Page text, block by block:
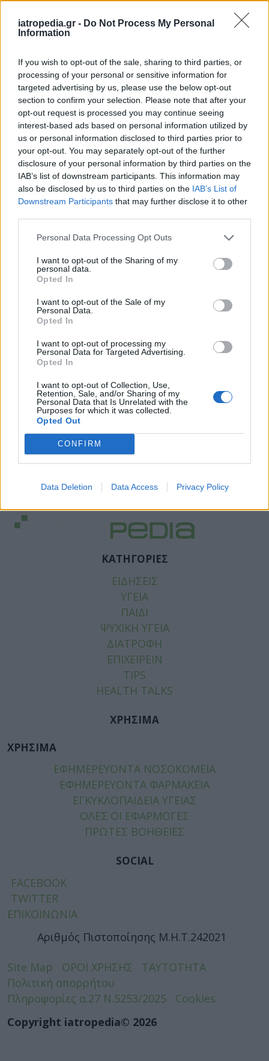
iatropedia.gr - Do Not Process My Personal
Information
If you wish to opt-out of the sale, sharing to third parties, or
processing of your personal or sensitive information for
targeted advertising by us, please use the below opt-out
section to confirm your selection. Please note that after your
opt-out request is processed you may continue seeing
interest-based ads based on personal information utilized by
us or personal information disclosed to third parties prior to
your opt-out. You may separately opt-out of the further
disclosure of your personal information by third parties on the
IAB’s list of downstream participants. This information may
also be disclosed by us to third parties on the IAB’s List of
Downstream Participants that may further disclose it to other
Personal Data Processing Opt Outs
I want to opt-out of the Sharing of my
personal data.
Opted In
I want to opt-out of the Sale of my
Personal Data.
Opted In
I want to opt-out of processing my
Personal Data for Targeted Advertising.
Opted In
I want to opt-out of Collection, Use,
Retention, Sale, and/or Sharing of my
Personal Data that Is Unrelated with the
Purposes for which it was collected.
Opted Out
CONFIRM
Data Deletion Data Access Privacy Policy
ΚΑΤΗΓΟΡΙΕΣ
ΕΙΔΗΣΕΙΣ
ΥΓΕΙΑ
ΠΑΙΔΙ
ΨΥΧΙΚΗ ΥΓΕΙΑ
ΔΙΑΤΡΟΦΗ
ΕΠΙΧΕΙΡΕΙΝ
TIPS
HEALTH TALKS
ΧΡΗΣΙΜΑ
ΧΡΗΣΙΜΑ
ΕΦΗΜΕΡΕΥΟΝΤΑ ΝΟΣΟΚΟΜΕΙΑ
ΕΦΗΜΕΡΕΥΟΝΤΑ ΦΑΡΜΑΚΕΙΑ
ΕΓΚΥΚΛΟΠΑΙΔΕΙΑ ΥΓΕΙΑΣ
ΟΛΕΣ ΟΙ ΕΦΑΡΜΟΓΕΣ
ΠΡΩΤΕΣ ΒΟΗΘΕΙΕΣ
SOCIAL
FACEBOOK
TWITTER
ΕΠΙΚΟΙΝΩΝΙΑ
Αριθμός Πιστοποίησης Μ.Η.Τ.242021
Site Map ΟΡΟΙ ΧΡΗΣΗΣ
ΤΑΥΤΟΤΗΤΑ
Πολιτική απορρήτου
Πληροφορίες α.27 Ν.5253/2025
Cookies
Copyright iatropedia© 2026